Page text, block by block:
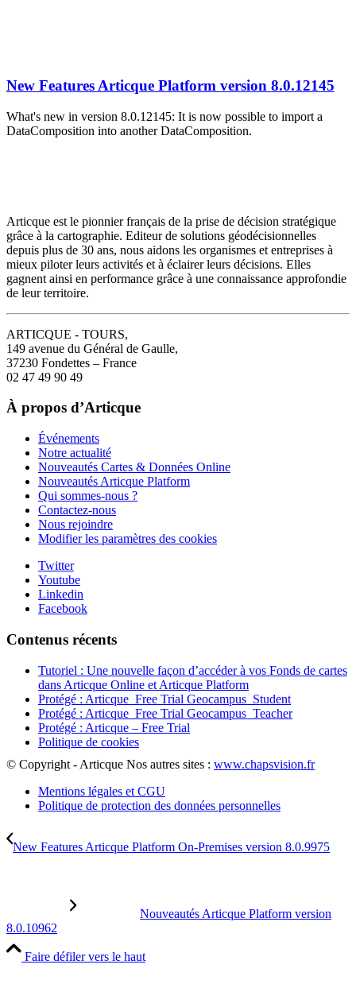
New Features Articque Platform version 8.0.12145
What's new in version 8.0.12145: It is now possible to import a
DataComposition into another DataComposition.
Articque est le pionnier français de la prise de décision stratégique
grâce à la cartographie. Editeur de solutions géodécisionnelles
depuis plus de 30 ans, nous aidons les organismes et entreprises à
mieux piloter leurs activités et à éclairer leurs décisions. Elles
gagnent ainsi en performance grâce à une connaissance approfondie
de leur territoire.
ARTICQUE - TOURS,
149 avenue du Général de Gaulle,
37230 Fondettes – France
02 47 49 90 49
À propos d’Articque
Événements
Notre actualité
Nouveautés Cartes & Données Online
Nouveautés Articque Platform
Qui sommes-nous ?
Contactez-nous
Nous rejoindre
Modifier les paramètres des cookies
Twitter
Youtube
Linkedin
Facebook
Contenus récents
Tutoriel : Une nouvelle façon d’accéder à vos Fonds de cartes
dans Articque Online et Articque Platform
Protégé : Articque_Free Trial Geocampus_Student
Protégé : Articque_Free Trial Geocampus_Teacher
Protégé : Articque – Free Trial
Politique de cookies
© Copyright - Articque Nos autres sites : www.chapsvision.fr
Mentions légales et CGU
Politique de protection des données personnelles
New Features Articque Platform On-Premises version 8.0.9975
Nouveautés Articque Platform version
8.0.10962
Faire défiler vers le haut